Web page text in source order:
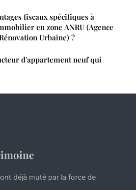
fiscaux spécifiques à
en zone ANRU (Agence
Urbaine) ?
d'appartement neuf qui
déjà muté par la force de